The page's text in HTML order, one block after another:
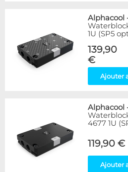
Alphacool
1U (SP5
139,90
€
Ajouter
Alphacool
4677 1U
119,90 €
Ajouter